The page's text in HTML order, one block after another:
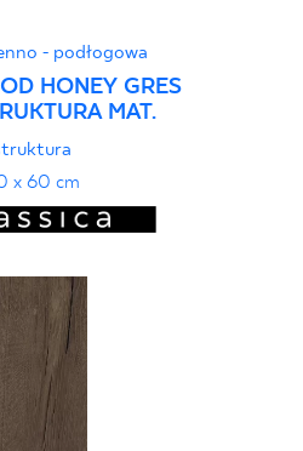
- podłogowa
HONEY GRES
MAT.
x 60 cm